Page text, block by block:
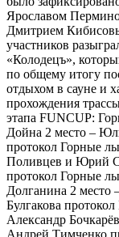
Ярославом
Дмитрием
участников
«Колодецъ»,
по общему итогу
отдыхом в сауне и
прохождения
этапа FUNCUP:
Дойна 2 место –
протокол Горные
Поливцев и Юрий
протокол Горные
Долганина 2 место
Булгакова
Александр
Андрей Тимченко